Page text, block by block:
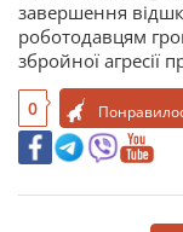
завершення
роботодавцям
збройної агресії
0